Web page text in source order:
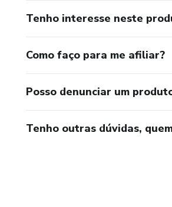
Tenho interesse neste
Como faço para me afiliar?
Posso denunciar um
Tenho outras dúvidas,